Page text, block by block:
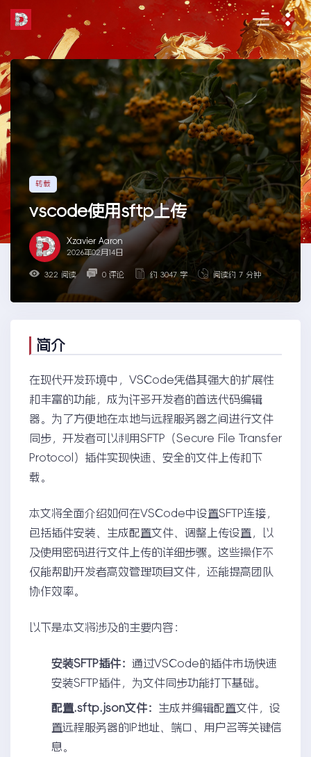
the
转载
vscode使用sftp上传
Xzavier Aaron
2026年02月14日
322 阅读 0 评论 约 3047 字 阅读约 7 分钟
简介
在现代开发环境中，VSCode凭借其强大的扩展性
和丰富的功能，成为许多开发者的首选代码编辑
器。为了方便地在本地与远程服务器之间进行文件
同步，开发者可以利用SFTP（Secure File Transfer
Protocol）插件实现快速、安全的文件上传和下
载。
本文将全面介绍如何在VSCode中设置SFTP连接，
包括插件安装、生成配置文件、调整上传设置，以
及使用密码进行文件上传的详细步骤。这些操作不
仅能帮助开发者高效管理项目文件，还能提高团队
协作效率。
以下是本文将涉及的主要内容：
安装SFTP插件： 通过VSCode的插件市场快速
安装SFTP插件，为文件同步功能打下基础。
配置.sftp.json文件：
生成并编辑配置文件，设
置远程服务器的IP地址、端口、用户名等关键信
息。